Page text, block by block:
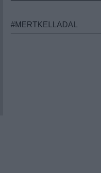
#MERTKELLADAL